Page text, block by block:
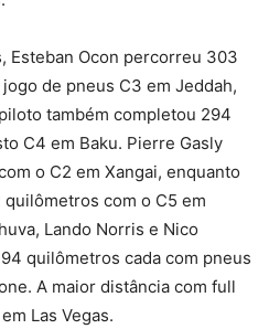
Esteban Ocon percorreu 303
de pneus C3 em Jeddah,
também completou 294
C4 em Baku. Pierre Gasly
o C2 em Xangai, enquanto
com o C5 em
Lando Norris e Nico
quilômetros cada com pneus
A maior distância com full
Las Vegas.